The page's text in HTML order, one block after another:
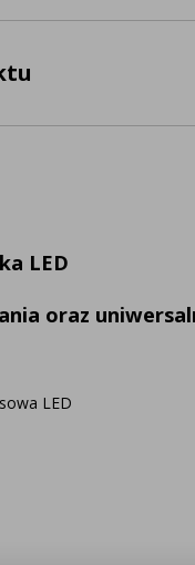
LED
oraz
LED